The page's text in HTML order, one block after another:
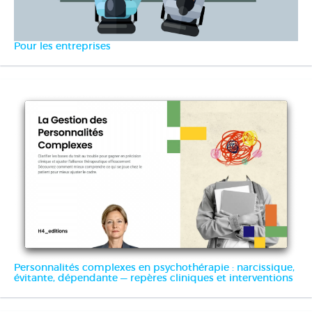
Pour les entreprises
Personnalités complexes en psychothérapie : narcissique,
évitante, dépendante — repères cliniques et interventions